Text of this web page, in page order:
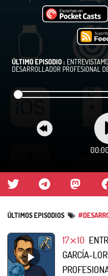
ÚLTIMO EPISODIO :
DESARROLLADOR PROFESIONAL
ÚLTIMOS EPISODIOS
17⨯10
GARCÍA-